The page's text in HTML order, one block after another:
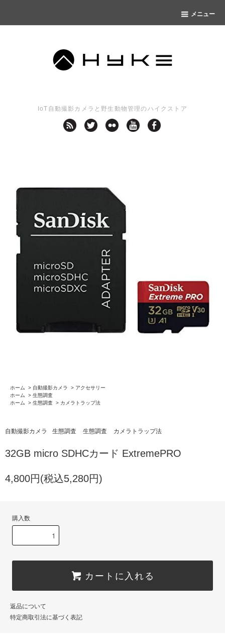
メニュー
IoT自動撮影カメラと野生動物管理のハイクストア
ホーム > 自動撮影カメラ > アクセサリー
ホーム
> 生態調査
ホーム
> 生態調査 > カメラトラップ法
自動撮影カメラ 生態調査 生態調査 カメラトラップ法
32GB micro SDHCカード ExtremePRO
4,800円(税込5,280円)
購入数
カートに入れる
返品について
特定商取引法に基づく表記